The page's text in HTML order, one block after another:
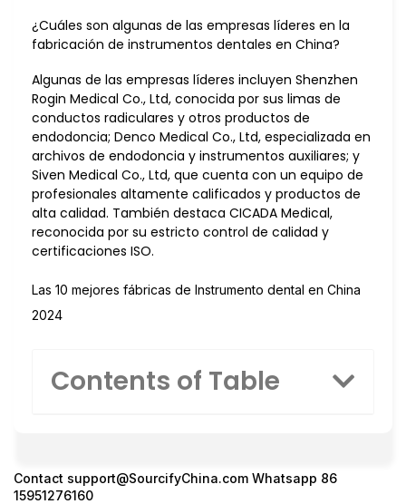
¿Cuáles son algunas de las empresas líderes en la
fabricación de instrumentos dentales en China?
Algunas de las empresas líderes incluyen Shenzhen
Rogin Medical Co., Ltd, conocida por sus limas de
conductos radiculares y otros productos de
endodoncia; Denco Medical Co., Ltd, especializada en
archivos de endodoncia y instrumentos auxiliares; y
Siven Medical Co., Ltd, que cuenta con un equipo de
profesionales altamente calificados y productos de
alta calidad. También destaca CICADA Medical,
reconocida por su estricto control de calidad y
certificaciones ISO.
Las 10 mejores fábricas de Instrumento dental en China
2024
Contents of Table
Contact support@SourcifyChina.com Whatsapp 86
15951276160